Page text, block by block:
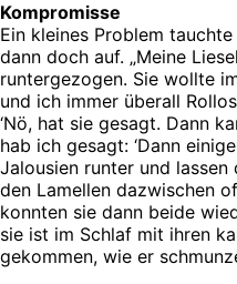
Kompromisse
Ein kleines Problem
dann doch auf. „Meine
runtergezogen. Sie wollte
und ich immer überall
‘Nö, hat sie gesagt. Dann
hab ich gesagt: ‘Dann
Jalousien runter und
den Lamellen dazwischen
konnten sie dann beide
sie ist im Schlaf mit ihren
gekommen, wie er